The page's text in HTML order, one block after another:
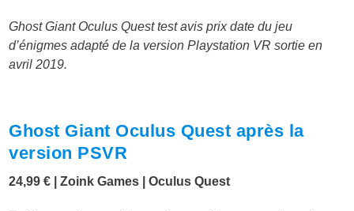
Ghost Giant Oculus Quest test avis prix date du jeu
d’énigmes adapté de la version Playstation VR sortie en
avril 2019.
Ghost Giant Oculus Quest après la
version PSVR
24,99 € | Zoink Games | Oculus Quest